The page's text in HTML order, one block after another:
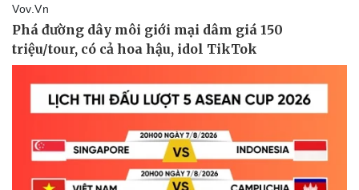
Doanh nhân
Vì cộng đồng
Chuyển đổi số